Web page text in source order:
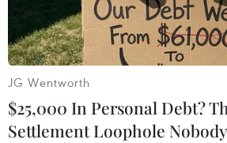
tới các sản phẩm bất động sản
song giá chung cư tại Hà Nội và
Minh vẫn tăng.
JG Wentworth
$25,000 In Personal Debt?
Settlement Loophole